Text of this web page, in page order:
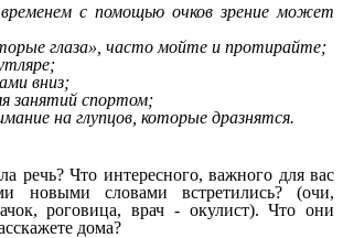
с помощью очков зрение может
глаза», часто мойте и протирайте;
вниз;
занятий спортом;
на глупцов, которые дразнятся.
речь? Что интересного, важного для вас
новыми словами встретились? (очи,
роговица, врач - окулист). Что они
дома?